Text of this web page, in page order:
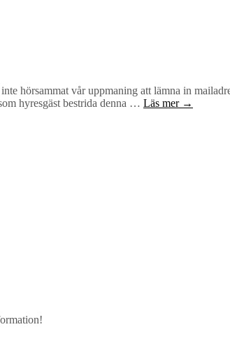
hörsammat vår uppmaning att lämna in
hyresgäst bestrida denna … Läs mer →